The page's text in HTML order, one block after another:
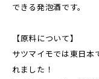
できる発泡酒です。
【原料について】
サツマイモでは東日本
れました！